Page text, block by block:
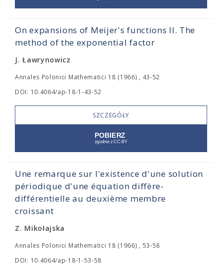
On expansions of Meijer's functions II. The
method of the exponential factor
J. Ławrynowicz
Annales Polonici Mathematici 18 (1966) , 43-52
DOI: 10.4064/ap-18-1-43-52
SZCZEGÓŁY
Une remarque sur l'existence d'une solution
périodique d'une équation diffère-
différentielle au deuxième membre
croissant
Z. Mikołajska
Annales Polonici Mathematici 18 (1966) , 53-58
DOI: 10.4064/ap-18-1-53-58